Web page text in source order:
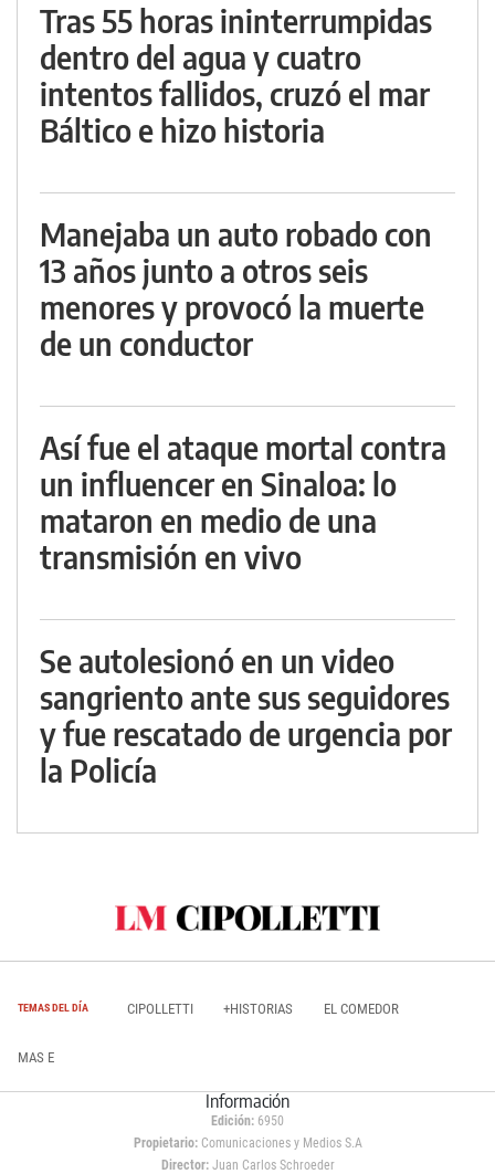
Tras 55 horas ininterrumpidas
dentro del agua y cuatro
intentos fallidos, cruzó el mar
Báltico e hizo historia
Manejaba un auto robado con
13 años junto a otros seis
menores y provocó la muerte
de un conductor
Así fue el ataque mortal contra
un influencer en Sinaloa: lo
mataron en medio de una
transmisión en vivo
Se autolesionó en un video
sangriento ante sus seguidores
y fue rescatado de urgencia por
la Policía
TEMAS DEL DÍA CIPOLLETTI +HISTORIAS EL COMEDOR
MAS E
Información
Edición: 6950
Propietario:Comunicaciones y Medios S.A
Director: Juan Carlos Schroeder